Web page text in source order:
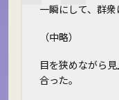
一瞬にして、群衆
（中略）
目を狭めながら
合った。